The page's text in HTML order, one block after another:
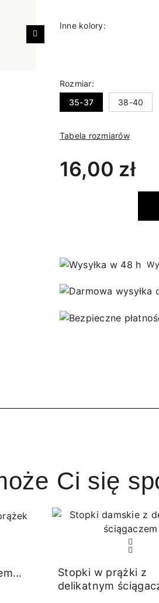
Następny
Inne kolory:
Rozmiar:
35-37
38-40
Tabela rozmiarów
16,00 zł
Ci się
Stopki w prążki z
delikatnym